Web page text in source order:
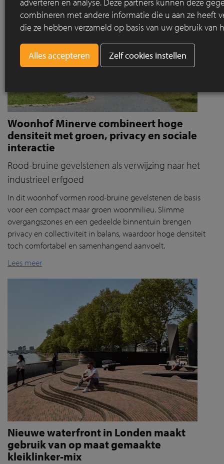
Woonhof Minerve combineert hoge
densiteit met groen, privacy en sociale
interactie
Rood-bruine gevelstenen als verwijzing naar het
industrieel erfgoed
In ditwoonhofvormen rood-bruinegevelstenen de basis
voor een compact maar groen woonmilieu. Slimme
overgangszones en een gedeelde binnentuin brengen
privacy en collectiviteit in balans, waardoor hoge densiteit
toch comfortabel en samenhangend aanvoelt.
Lees meer
Nieuwe waterfront in Londen maakt
gebruik van op maat gemaakte
kleiklinker-mix
combineren met andere informatie die u aan ze heeft
die ze hebben verzameld op basis van uw gebruik van
Zelf cookies instellen